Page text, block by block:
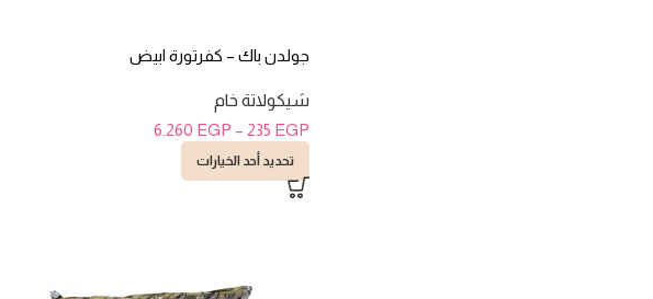
جولدن باك – كفرتورة ابيض
شيكولاتة خام
235 EGP
–
6.260 EGP
تحديد أحد الخيارات